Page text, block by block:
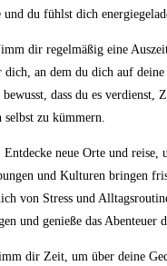
⁤du fühlst dich
dir​ regelmäßig ‌eine
an dem du⁢ dich auf‌ deine
dass du es ⁢verdienst,
selbst zu kümmern.
⁣Entdecke neue Orte ​und reise,
und Kulturen bringen
⁣von Stress und
und ⁢genieße das‌ Abenteuer
⁣dir Zeit, ⁤um ⁣über deine